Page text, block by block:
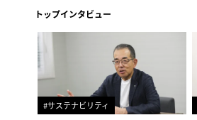
トップインタビュー
#サステナビリティ